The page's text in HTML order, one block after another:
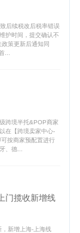
后续税改后税率错误
护时间，提交确认不
策更新后通知同
...
跨境半托&POP商家
在【跨境卖家中心-
按商家预配置进行
、德...
门揽收新增线
新增上海-上海线